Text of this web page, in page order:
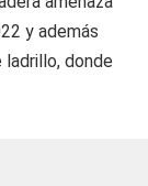
y además
donde